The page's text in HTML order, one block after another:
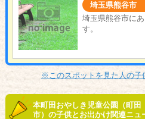
埼玉県熊谷市
埼玉県熊谷市に
す。
※このスポットを見た人の
本町田おやしき児童公園（町田
市）の子供とお出かけ関連ニュ